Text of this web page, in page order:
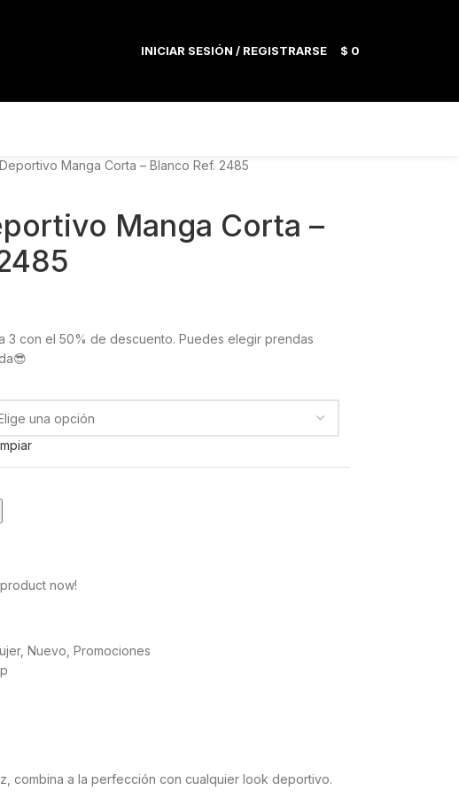
INICIAR SESIÓN / REGISTRARSE $ 0
Manga Corta – Blanco Ref. 2485
Manga Corta –
3 con el 50% de descuento. Puedes elegir prendas
now!
, Nuevo Promociones
combina a la perfección con cualquier look deportivo.